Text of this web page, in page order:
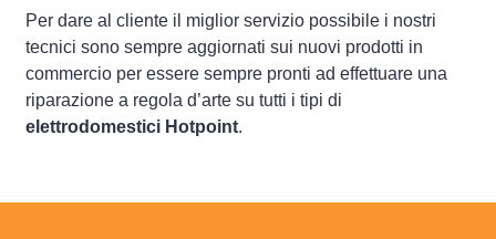
Per dare al cliente il miglior servizio possibile i nostri
tecnici sono sempre aggiornati sui nuovi prodotti in
commercio per essere sempre pronti ad effettuare una
riparazione a regola d’arte su tutti i tipi di
elettrodomestici Hotpoint.